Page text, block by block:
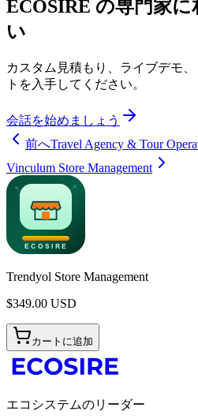
ECOSIRE の専門家
い
カスタム見積もり、ライブデモ
トを入手してください。
会話を始めましょう
前へTravel Agency & Tour
Vinculum Store Management
Trendyol Store Management
$349.00 USD
カートに追加
エコシステムのリーダー